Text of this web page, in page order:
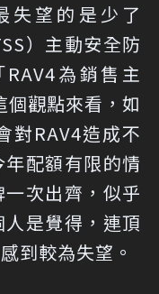
失望的是少了
）主動安全防
為銷售主
個觀點來看，如
對RAV4造成不
配額有限的情
次出齊，似乎
是覺得，連頂
到較為失望。